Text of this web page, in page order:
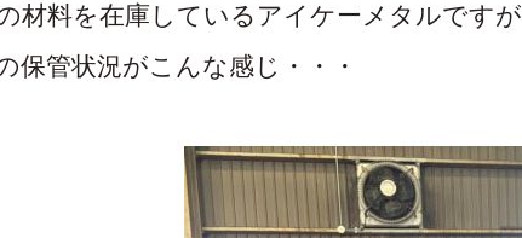
材料を在庫しているアイケーメタルですが
保管状況がこんな感じ・・・